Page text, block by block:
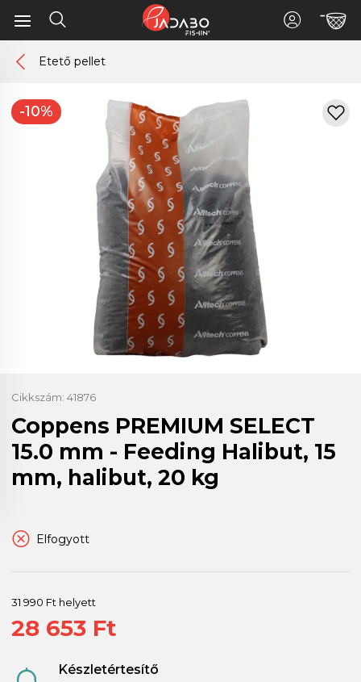
Etető pellet
-10%
Cikkszám: 41876
Coppens PREMIUM SELECT
15.0 mm - Feeding Halibut, 15
mm, halibut, 20 kg
Elfogyott
31 990 Ft helyett
28 653 Ft
Készletértesítő